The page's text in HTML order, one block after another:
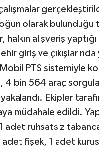
olarak bulunduğu
halkın alışveriş
giriş ve çıkışlarında
PTS sistemiyle
4 bin 564 araç
yakalandı. Ekipler
müdahale edildi.
adet ruhsatsız
fişek, 1 adet